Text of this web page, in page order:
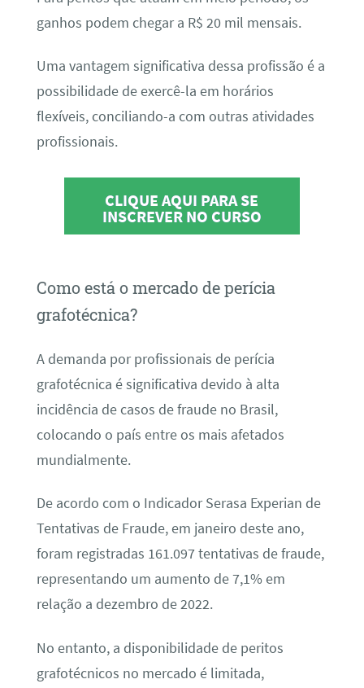
ganhos podem chegar a R$ 20 mil mensais.
Uma vantagem significativa dessa profissão é a
possibilidade de exercê-la em horários
flexíveis, conciliando-a com outras atividades
profissionais.
CLIQUE AQUI PARA SE
INSCREVER NO CURSO
Como está o mercado de perícia
grafotécnica?
A demanda por profissionais de perícia
grafotécnica é significativa devido à alta
incidência de casos de fraude no Brasil,
colocando o país entre os mais afetados
mundialmente.
De acordo com o Indicador Serasa Experian de
Tentativas de Fraude, em janeiro deste ano,
foram registradas 161.097 tentativas de fraude,
representando um aumento de 7,1% em
relação a dezembro de 2022.
No entanto, a disponibilidade de peritos
grafotécnicos no mercado é limitada,